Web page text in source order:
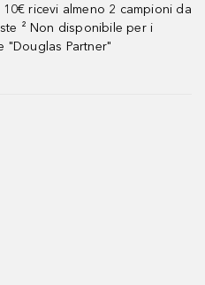
ricevi almeno 2 campioni da
² Non disponibile per i
"Douglas Partner"